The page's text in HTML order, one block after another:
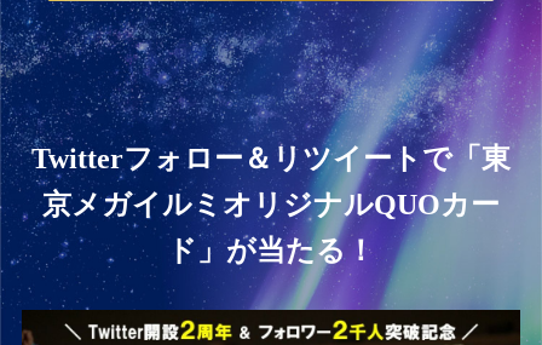
Twitterフォロー＆リツイートで「東
京メガイルミオリジナルQUOカー
ド」が当たる！